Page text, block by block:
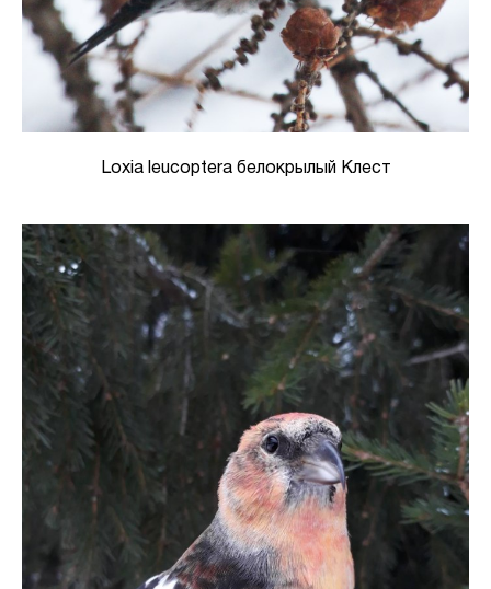
Loxia leucoptera белокрылый Клест